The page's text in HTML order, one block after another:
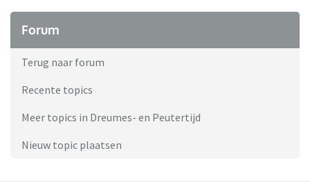
Forum
Terug naar forum
Recente topics
Meer topics in Dreumes- en Peutertijd
Nieuw topic plaatsen